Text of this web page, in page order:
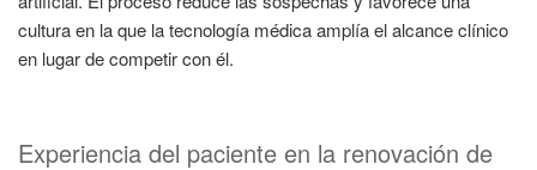
cultura en la que la tecnología médica amplía el alcance clínico
en lugar de competir con él.
Experiencia del paciente en la renovación de